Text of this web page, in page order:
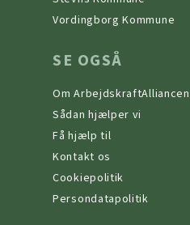
Vordingborg Kommune
SE OGSÅ
Om ArbejdskraftAlliancen
Sådan hjælper vi
Få hjælp til
Kontakt os
Cookiepolitik
Persondatapolitik